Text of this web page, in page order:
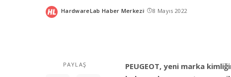
Posted
HardwareLab Haber Merkezi 8 Mayıs 2022
PAYLAŞ
PEUGEOT, yeni marka